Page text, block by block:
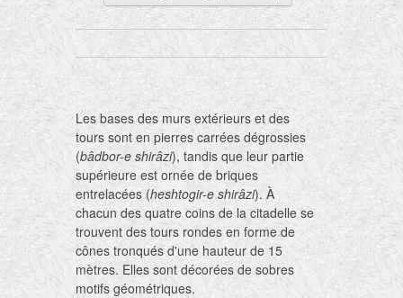
Les bases des murs extérieurs et des
tours sont en pierres carrées dégrossies
(bâdbor-e shirâzi), tandis que leur partie
supérieure est ornée de briques
entrelacées (heshtogir-e shirâzi). À
chacun des quatre coins de la citadelle se
trouvent des tours rondes en forme de
cônes tronqués d'une hauteur de 15
mètres. Elles sont décorées de sobres
motifs géométriques.